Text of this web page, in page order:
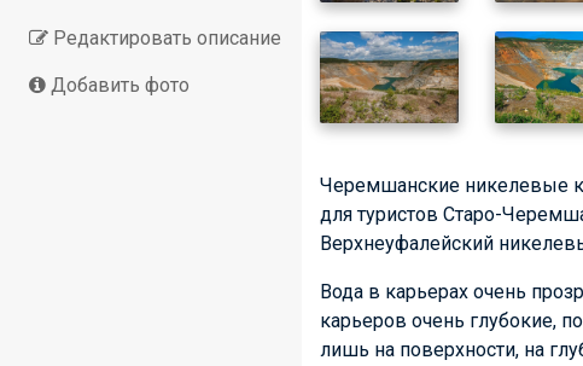
Редактировать описание
Добавить фото
Черемшанские никелевые
для туристов Старо-
Верхнеуфалейский
Вода в карьерах очень
карьеров очень глубокие,
лишь на поверхности, на